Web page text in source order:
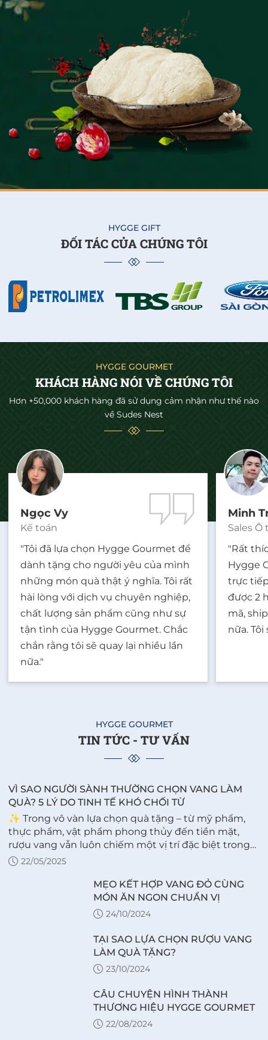
HYGGE GIFT
ĐỐI TÁC CỦA CHÚNG TÔI
HYGGE GOURMET
KHÁCH HÀNG NÓI VỀ CHÚNG TÔI
Hơn +50,000 khách hàng đã sử dụng cảm nhận như thế nào
về Sudes Nest
Ngọc Vy
Kế toán
"Tôi đã lựa chọn Hygge Gourmet để
dành tặng cho người yêu của mình
những món quà thật ý nghĩa. Tôi rất
hài lòng với dịch vụ chuyên nghiệp,
chất lượng sản phẩm cũng như sự
tận tình của Hygge Gourmet. Chắc
chắn rằng tôi sẽ quay lại nhiều lần
nữa."
Minh
Sales Ô
"Rất
Hygge
trực
được 2
mã,
nữa.
HYGGE GOURMET
TIN TỨC - TƯ VẤN
VÌ SAO NGƯỜI SÀNH THƯỜNG CHỌN VANG LÀM
QUÀ? 5 LÝ DO TINH TẾ KHÓ CHỐI TỪ
✨ Trong vô vàn lựa chọn quà tặng – từ mỹ phẩm,
thực phẩm, vật phẩm phong thủy đến tiền mặt,
rượu vang vẫn luôn chiếm một vị trí đặc biệt trong
lòng người sành. Không chỉ là thức uống, vang còn
22/05/2025
MẸO KẾT HỢP VANG ĐỎ CÙNG
MÓN ĂN NGON CHUẨN VỊ
24/10/2024
TẠI SAO LỰA CHỌN RƯỢU VANG
LÀM QUÀ TẶNG?
23/10/2024
CÂU CHUYỆN HÌNH THÀNH
THƯƠNG HIỆU HYGGE GOURMET
22/08/2024